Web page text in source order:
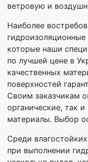
ветровую и
Наиболее
которые наши
по лучшей цене в
качественных
поверхностей
Своим заказчикам
органические, так
материалы. Выбор
Среди
при выполнении